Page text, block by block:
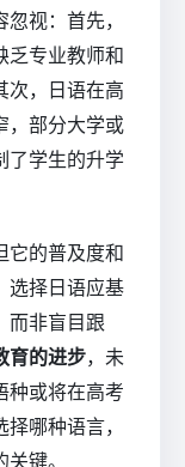
视：首先，
乏专业教师和
次，日语在高
，部分大学或
了学生的升学
它的普及度和
选择日语应基
而非盲目跟
育的进步，未
种或将在高考
哪种语言，
键。